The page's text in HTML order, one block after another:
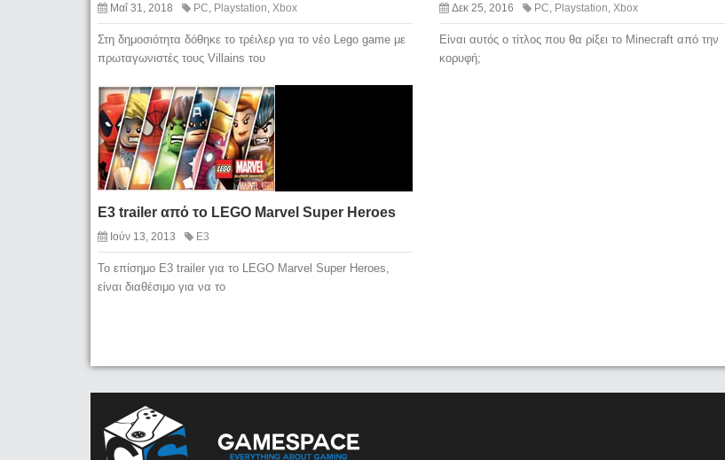
Μαΐ 31, 2018 PC Playstation Xbox
Στη δημοσιότητα δόθηκε το τρέιλερ για το νέο Lego game με
πρωταγωνιστές τους Villains του
Δεκ 25, 2016 PC Playstation Xbox
Είναι αυτός ο τίτλος που θα ρίξει το Minecraft από την
κορυφή;
E3 trailer από το LEGO Marvel Super Heroes
Ιούν 13, 2013 E3
To επίσημο Ε3 trailer για το LEGO Marvel Super Heroes,
είναι διαθέσιμο για να το